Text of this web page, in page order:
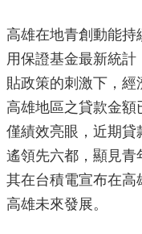
告
雄
青
資
源
主
題
專
區
高雄在地青創動能
用保證基金最新統
貼政策的刺激下，
高雄地區之貸款金
僅績效亮眼，近期貸
遙領先六都，顯見
其在台積電宣布在
高雄未來發展。